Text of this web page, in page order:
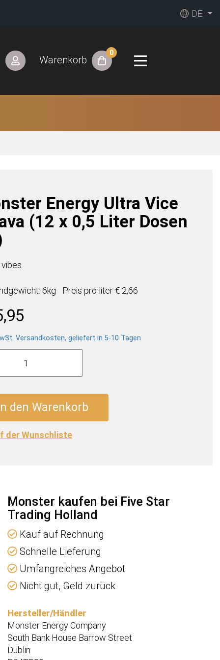
DE
Warenkorb
0
Energy Ultra Vice
(12 x 0,5 Liter Dosen
6kg Preis pro liter € 2,66
Versandkosten, geliefert in 5-10 Tagen
den Warenkorb
der Wunschliste
Monster kaufen bei Five Star
Trading Holland
Kauf auf Rechnung
Schnelle Lieferung
Umfangreiches Angebot
Nicht gut, Geld zurück
Hersteller/Händler
Monster Energy Company
South Bank House Barrow Street
Dublin